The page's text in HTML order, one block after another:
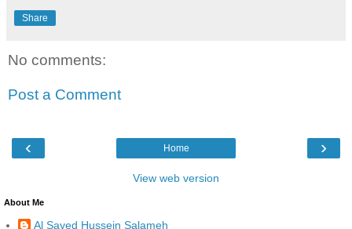
Share
No comments:
Post a Comment
‹ ›
Home
View web version
About Me
Al Sayed Hussein Salameh